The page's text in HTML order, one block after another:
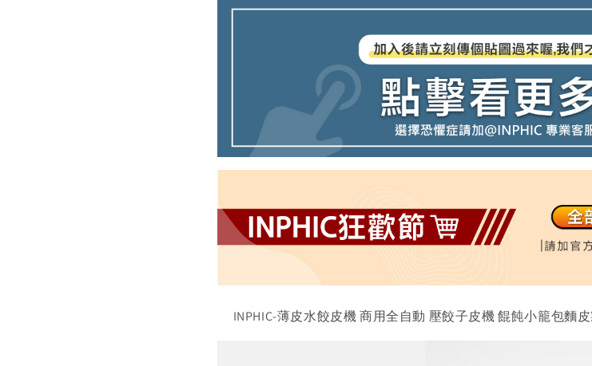
INPHIC-薄皮水餃皮機 商用全自動 壓餃子皮機 餛飩小籠包麵